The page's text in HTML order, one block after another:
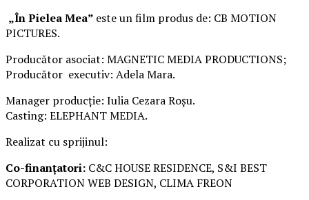
„În Pielea Mea” este un film produs de: CB MOTION
PICTURES.
Producător asociat: MAGNETIC MEDIA PRODUCTIONS;
Producător executiv: Adela Mara.
Manager producție: Iulia Cezara Roșu.
Casting: ELEPHANT MEDIA.
Realizat cu sprijinul:
Co-finanțatori: C&C HOUSE RESIDENCE, S&I BEST
CORPORATION WEB DESIGN, CLIMA FREON